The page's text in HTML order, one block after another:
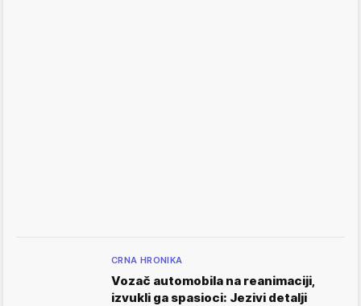
CRNA HRONIKA
Vozač automobila na reanimaciji,
izvukli ga spasioci: Jezivi detalji